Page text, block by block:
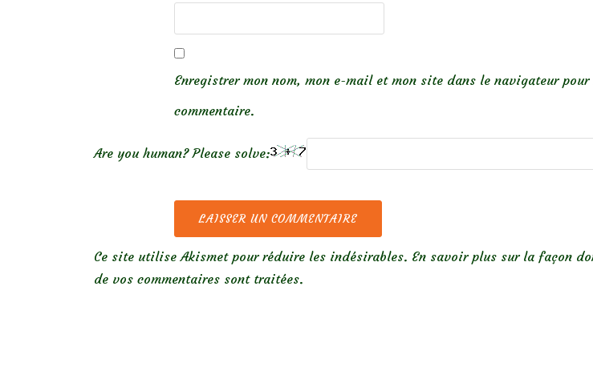
Enregistrer mon nom, mon e-mail et mon site dans le navigateur
commentaire.
Are you human? Please solve:
Ce site utilise Akismet pour réduire les indésirables. En savoir plus sur la façon
de vos commentaires sont traitées.